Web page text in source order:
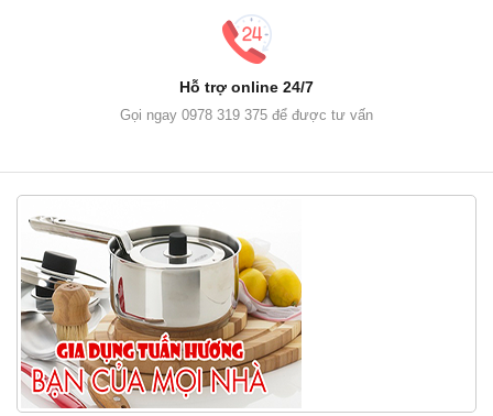
Hỗ trợ online 24/7
Gọi ngay 0978 319 375 để được tư vấn